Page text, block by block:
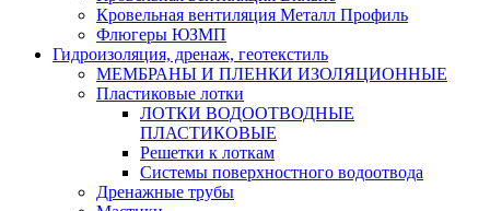
Кровельная вентиляция Металл Профиль
Флюгеры ЮЗМП
Гидроизоляция, дренаж, геотекстиль
МЕМБРАНЫ И ПЛЕНКИ ИЗОЛЯЦИОННЫЕ
Пластиковые лотки
ЛОТКИ ВОДООТВОДНЫЕ
ПЛАСТИКОВЫЕ
Решетки к лоткам
Системы поверхностного водоотвода
Дренажные трубы